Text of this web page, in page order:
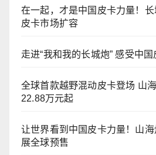
在一起，才是中国皮卡力量！
皮卡市场扩容
走进“我和我的长城炮” 感受中
全球首款越野混动皮卡登场 山
22.88万元起
让世界看到中国皮卡力量！山
展全球预售